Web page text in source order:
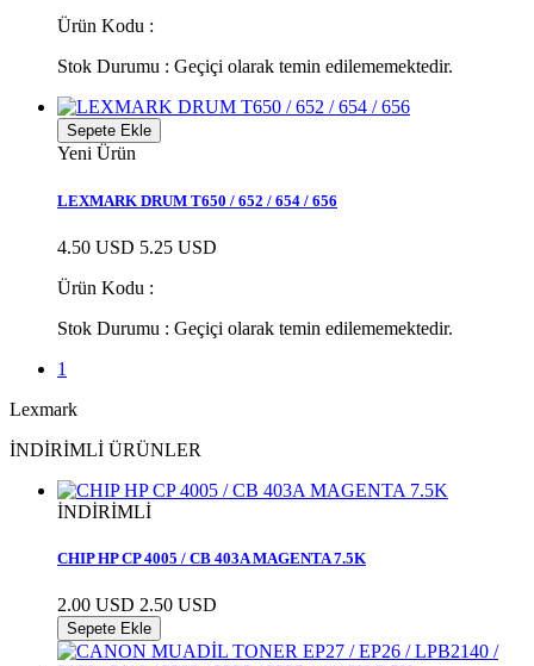
Ürün Kodu :
Stok Durumu : Geçiçi olarak temin edilememektedir.
Sepete Ekle
Yeni Ürün
LEXMARK DRUM T650 / 652 / 654 / 656
4.50 USD 5.25 USD
Ürün Kodu :
Stok Durumu : Geçiçi olarak temin edilememektedir.
1
Lexmark
İNDİRİMLİ ÜRÜNLER
İNDİRİMLİ
CHIP HP CP 4005 / CB 403A MAGENTA 7.5K
2.00 USD 2.50 USD
Sepete Ekle